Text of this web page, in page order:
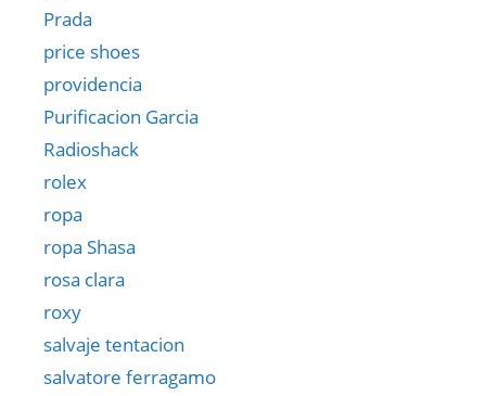
Prada
price shoes
providencia
Purificacion Garcia
Radioshack
rolex
ropa
ropa Shasa
rosa clara
roxy
salvaje tentacion
salvatore ferragamo